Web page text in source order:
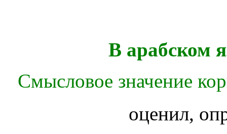
В арабском
Смысловое значение
оценил,